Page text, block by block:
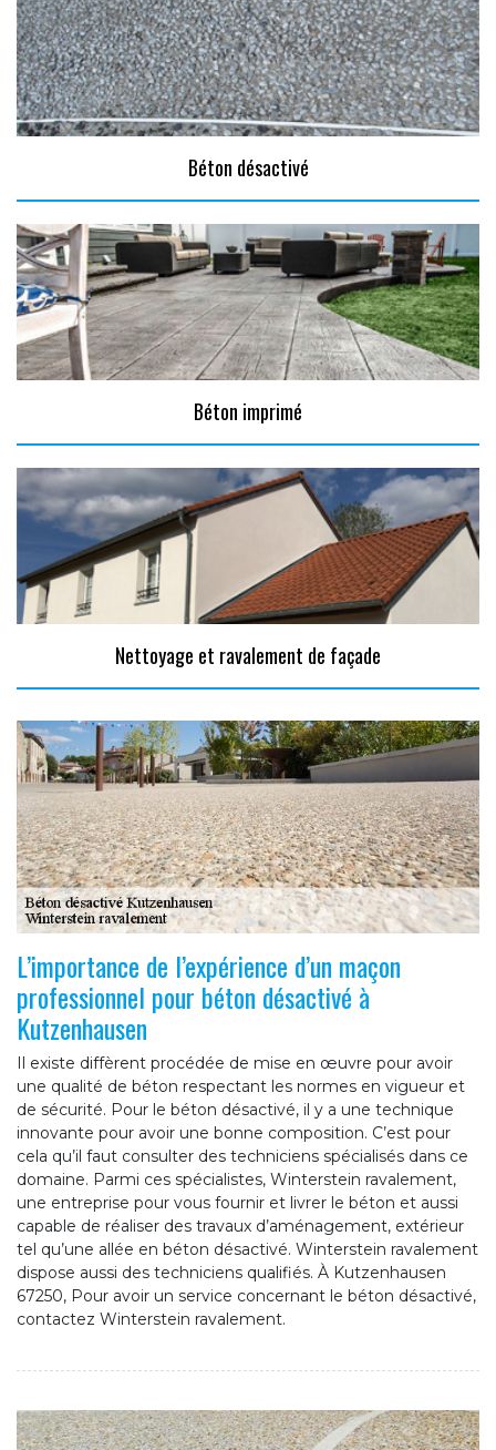
Béton désactivé
Béton imprimé
Nettoyage et ravalement de façade
L’importance de l’expérience d’un maçon
professionnel pour béton désactivé à
Kutzenhausen
Il existe diffèrent procédée de mise en œuvre pour avoir
une qualité de béton respectant les normes en vigueur et
de sécurité. Pour le béton désactivé, il y a une technique
innovante pour avoir une bonne composition. C’est pour
cela qu’il faut consulter des techniciens spécialisés dans ce
domaine. Parmi ces spécialistes, Winterstein ravalement,
une entreprise pour vous fournir et livrer le béton et aussi
capable de réaliser des travaux d’aménagement, extérieur
tel qu’une allée en béton désactivé. Winterstein ravalement
dispose aussi des techniciens qualifiés. À Kutzenhausen
67250, Pour avoir un service concernant le béton désactivé,
contactez Winterstein ravalement.